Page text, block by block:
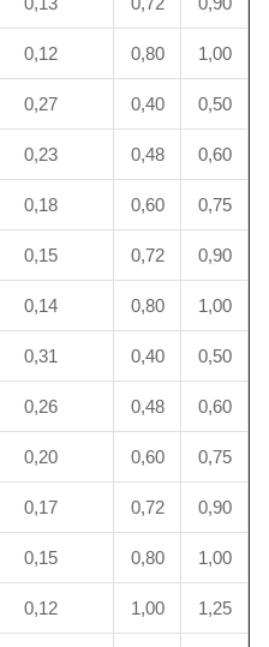
0,12 0,80 1,00
0,27 0,40 0,50
0,23 0,48 0,60
0,18 0,60 0,75
0,15 0,72 0,90
0,14 0,80 1,00
0,31 0,40 0,50
0,26 0,48 0,60
0,20 0,60 0,75
0,17 0,72 0,90
0,15 0,80 1,00
0,12 1,00 1,25